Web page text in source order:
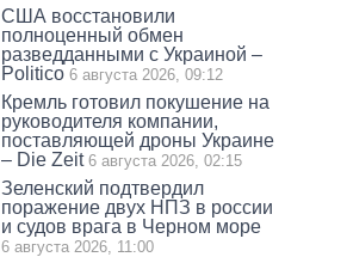
США восстановили
полноценный обмен
разведданными с Украиной –
Politico 6 августа 2026, 09:12
Кремль готовил покушение на
руководителя компании,
поставляющей дроны Украине
– Die Zeit 6 августа 2026, 02:15
Зеленский подтвердил
поражение двух НПЗ в россии
и судов врага в Черном море
6 августа 2026, 11:00